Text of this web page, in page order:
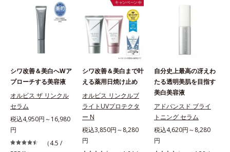
シワ改善＆美白へWア
プローチする美容液
オルビス ザ リンクル
セラム
税込4,950円～16,980
円
（4.5 /
シワ改善＆美白まで叶
える薬用日焼け止め
オルビス リンクルブ
ライトUVプロテクタ
ー N
税込3,850円～8,280
円
自分史上最高の冴えわ
たる透明美肌を目指す
美白美容液
アドバンスド ブライ
トニング セラム
税込4,620円～8,280
円